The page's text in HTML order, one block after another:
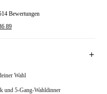
Bewertungen
89
Wahl
und 5-Gang-Wahldinner